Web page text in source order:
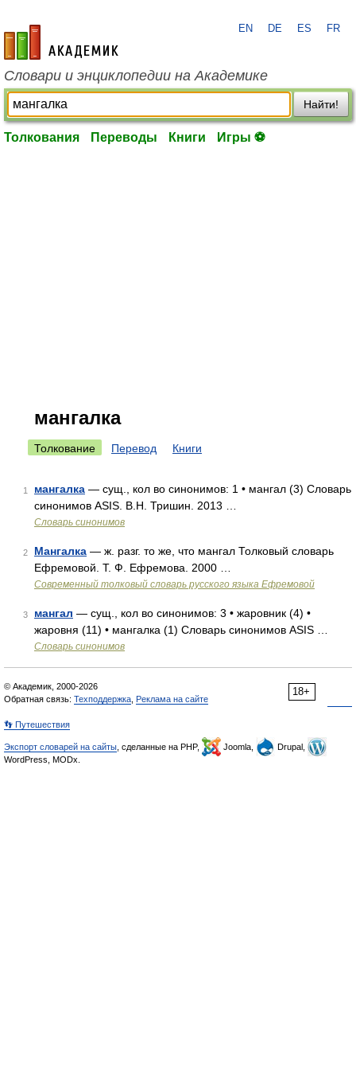
academic.ru
EN DE ES FR
Словари и энциклопедии на Академике
Найти!
Толкования Переводы Книги Игры ⚽
мангалка
Толкование Перевод Книги
1 мангалка — сущ., кол во синонимов: 1 • мангал (3) Словарь
синонимов ASIS. В.Н. Тришин. 2013 …
Словарь синонимов
2 Мангалка — ж. разг. то же, что мангал Толковый словарь
Ефремовой. Т. Ф. Ефремова. 2000 …
Современный толковый словарь русского языка Ефремовой
3 мангал — сущ., кол во синонимов: 3 • жаровник (4) •
жаровня (11) • мангалка (1) Словарь синонимов ASIS …
Словарь синонимов
18+
© Академик, 2000-2026
Обратная связь: Техподдержка Реклама на сайте
👣 Путешествия
Экспорт словарей на сайты , сделанные на PHP, Joomla,
Drupal,
WordPress, MODx.